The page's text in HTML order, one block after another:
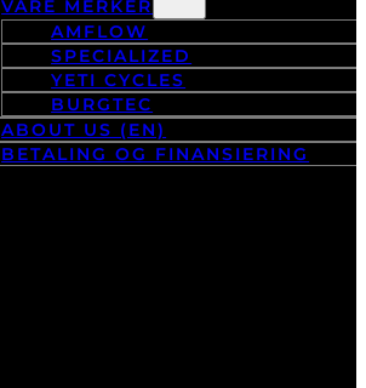
VÅRE MERKER
AMFLOW
SPECIALIZED
YETI CYCLES
BURGTEC
ABOUT US (EN)
BETALING OG FINANSIERING